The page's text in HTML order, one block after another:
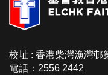
校址 : 香港柴灣漁灣邨
電話：2556 2442